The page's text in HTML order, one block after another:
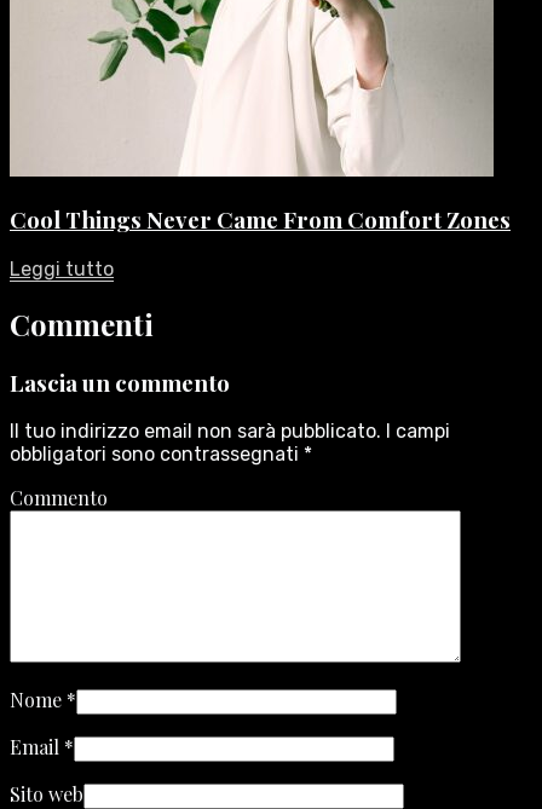
Cool Things Never Came From Comfort Zones
Leggi tutto
Commenti
Lascia un commento
Il tuo indirizzo email non sarà pubblicato.
I campi
obbligatori sono contrassegnati *
Commento
Nome *
Email *
Sito web